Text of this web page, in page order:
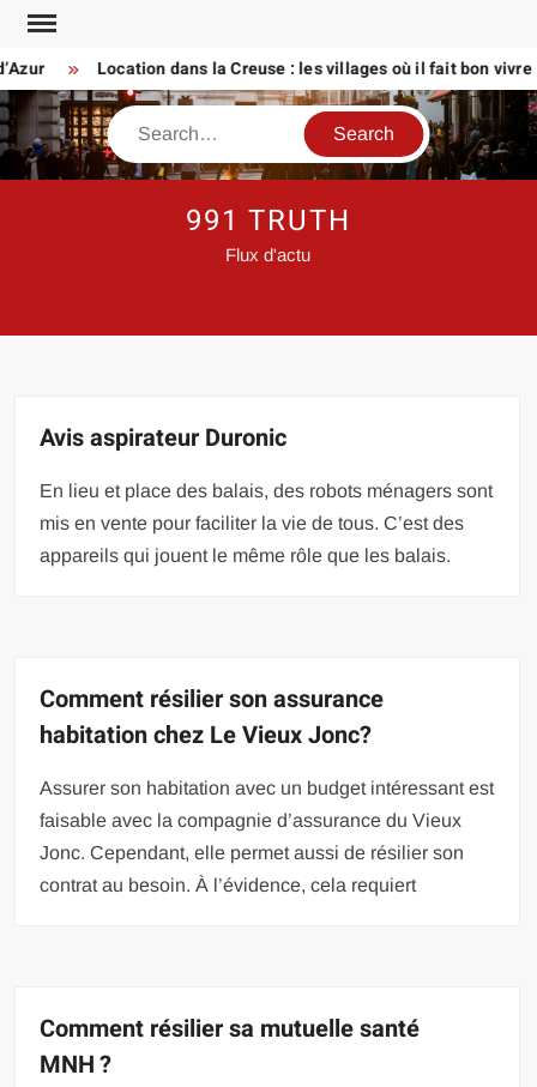
Skip
content
Location dans la Creuse : les villages où il fait bon vivre
Search
991 TRUTH
Flux d'actu
Avis aspirateur Duronic
En lieu et place des balais, des robots ménagers sont
mis en vente pour faciliter la vie de tous. C’est des
appareils qui jouent le même rôle que les balais.
Comment résilier son assurance
habitation chez Le Vieux Jonc?
Assurer son habitation avec un budget intéressant est
faisable avec la compagnie d’assurance du Vieux
Jonc. Cependant, elle permet aussi de résilier son
contrat au besoin. À l’évidence, cela requiert
Comment résilier sa mutuelle santé
MNH ?